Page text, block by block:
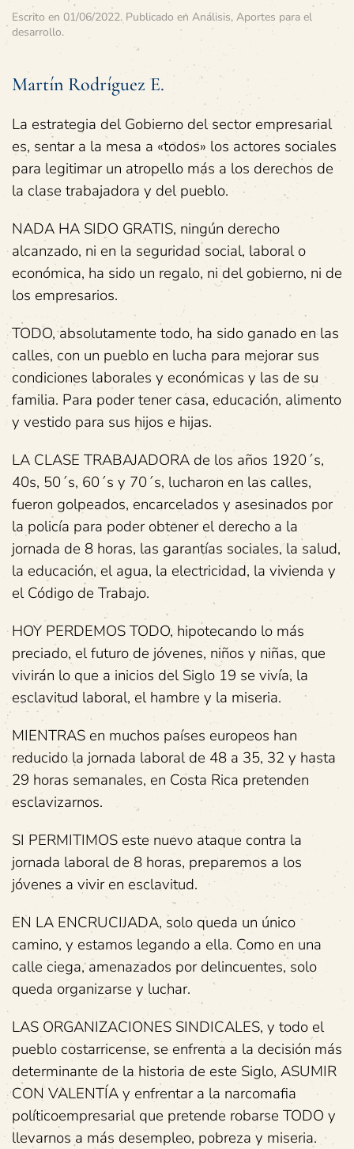
Escrito en 01/06/2022. Publicado en Análisis, Aportes para el
desarrollo.
Martín Rodríguez E.
La estrategia del Gobierno del sector empresarial
es, sentar a la mesa a «todos» los actores sociales
para legitimar un atropello más a los derechos de
la clase trabajadora y del pueblo.
NADA HA SIDO GRATIS, ningún derecho
alcanzado, ni en la seguridad social, laboral o
económica, ha sido un regalo, ni del gobierno, ni de
los empresarios.
TODO, absolutamente todo, ha sido ganado en las
calles, con un pueblo en lucha para mejorar sus
condiciones laborales y económicas y las de su
familia. Para poder tener casa, educación, alimento
y vestido para sus hijos e hijas.
LA CLASE TRABAJADORA de los años 1920´s,
40s, 50´s, 60´s y 70´s, lucharon en las calles,
fueron golpeados, encarcelados y asesinados por
la policía para poder obtener el derecho a la
jornada de 8 horas, las garantías sociales, la salud,
la educación, el agua, la electricidad, la vivienda y
el Código de Trabajo.
HOY PERDEMOS TODO, hipotecando lo más
preciado, el futuro de jóvenes, niños y niñas, que
vivirán lo que a inicios del Siglo 19 se vivía, la
esclavitud laboral, el hambre y la miseria.
MIENTRAS en muchos países europeos han
reducido la jornada laboral de 48 a 35, 32 y hasta
29 horas semanales, en Costa Rica pretenden
esclavizarnos.
SI PERMITIMOS este nuevo ataque contra la
jornada laboral de 8 horas, preparemos a los
jóvenes a vivir en esclavitud.
EN LA ENCRUCIJADA, solo queda un único
camino, y estamos legando a ella. Como en una
calle ciega, amenazados por delincuentes, solo
queda organizarse y luchar.
LAS ORGANIZACIONES SINDICALES, y todo el
pueblo costarricense, se enfrenta a la decisión más
determinante de la historia de este Siglo, ASUMIR
CON VALENTÍA y enfrentar a la narcomafia
políticoempresarial que pretende robarse TODO y
llevarnos a más desempleo, pobreza y miseria.